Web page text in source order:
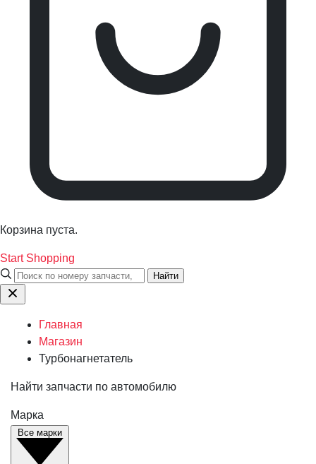
Корзина пуста.
Start Shopping
Найти
Главная
Магазин
Турбонагнетатель
Найти запчасти по автомобилю
Марка
Все марки